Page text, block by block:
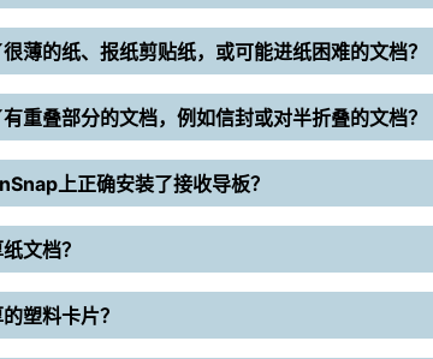
薄的纸、报纸剪贴纸，或可能进纸困难的文档？
重叠部分的文档，例如信封或对半折叠的文档？
上正确安装了接收导板？
文档？
塑料卡片？